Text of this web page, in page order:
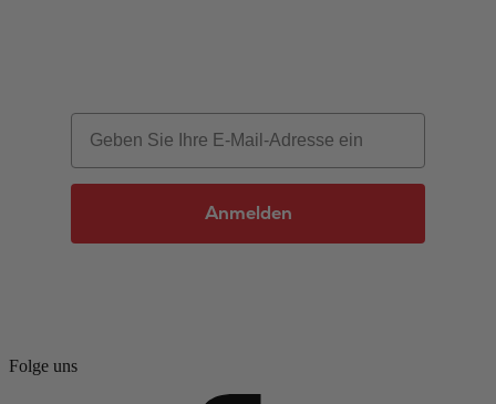
Email
Anmelden
Folge uns